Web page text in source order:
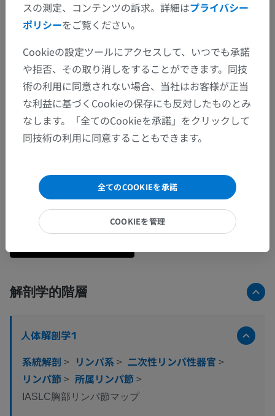
解剖学的階層
人体解剖学1
系統解剖 > リンパ系> 二次性リンパ性器官 >
リンパ節> 所属リンパ節>
IASLC胸部リンパ節マップ
スの測定、コンテンツの訴求。詳細はプライバシー
ポリシーをご覧ください。
Cookieの設定ツールにアクセスして、いつでも承諾
や拒否、その取り消しをすることができます。同技
術の利用に同意されない場合、当社はお客様が正当
な利益に基づくCookieの保存にも反対したものとみ
なします。「全てのCookieを承諾」をクリックして
同技術の利用に同意することもできます。
全てのCOOKIEを承諾
COOKIEを管理